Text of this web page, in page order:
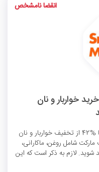
خواربار و نان
تا %42 از تخفیف خواربار و نان
مارکت شامل روغن، ماکارانی،
شوید. لازم به ذکر است که این
انقضا نامشخص